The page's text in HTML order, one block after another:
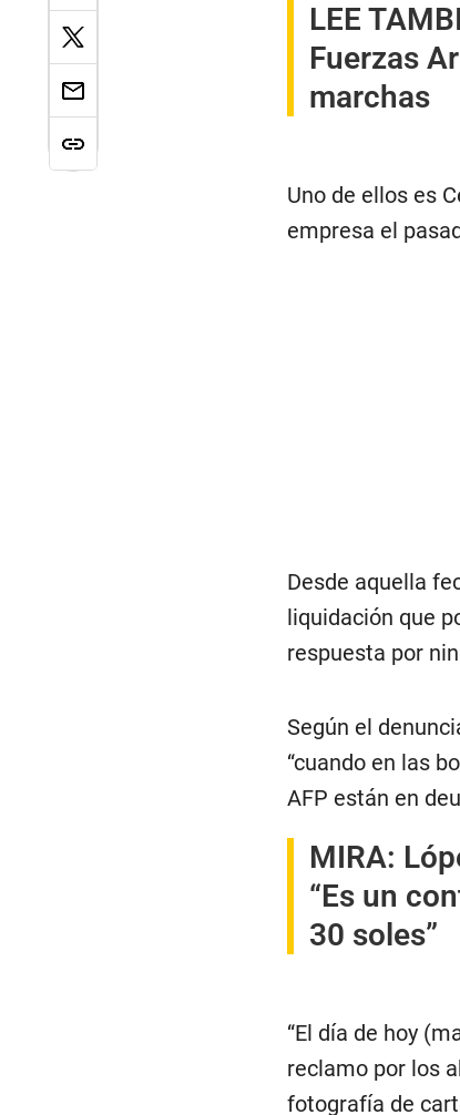
LEE
Fuerzas
marchas
Uno de ellos es
empresa el
Desde aquella
liquidación que
respuesta por
Según el
“cuando en las
AFP están en
MIRA:
“Es un
30 soles”
“El día de hoy
reclamo por los
fotografía de